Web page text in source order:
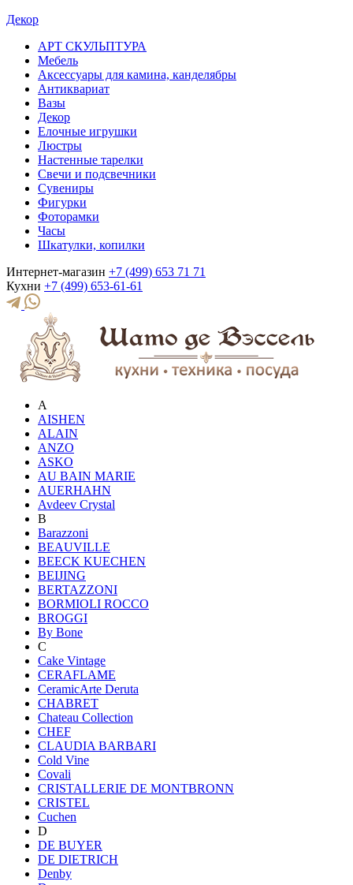
Декор
АРТ СКУЛЬПТУРА
Мебель
Аксессуары для камина, канделябры
Антиквариат
Вазы
Декор
Елочные игрушки
Люстры
Настенные тарелки
Свечи и подсвечники
Сувениры
Фигурки
Фоторамки
Часы
Шкатулки, копилки
Интернет-магазин +7 (499) 653 71 71
Кухни +7 (499) 653-61-61
A
AISHEN
ALAIN
ANZO
ASKO
AU BAIN MARIE
AUERHAHN
Avdeev Crystal
B
Barazzoni
BEAUVILLE
BEECK KUECHEN
BEIJING
BERTAZZONI
BORMIOLI ROCCO
BROGGI
By Bone
C
Cake Vintage
CERAFLAME
CeramicArte Deruta
CHABRET
Chateau Collection
CHEF
CLAUDIA BARBARI
Cold Vine
Covali
CRISTALLERIE DE MONTBRONN
CRISTEL
Cuchen
D
DE BUYER
DE DIETRICH
Denby